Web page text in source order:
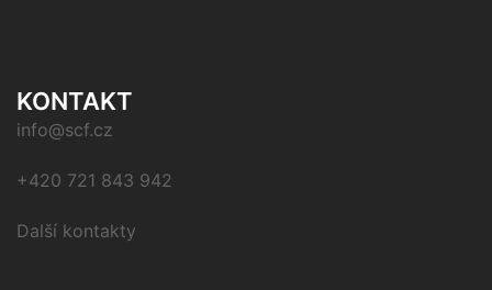
KONTAKT
info@scf.cz
+420 721 843 942
Další kontakty